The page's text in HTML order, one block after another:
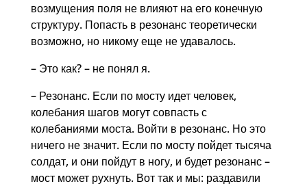
возмущения поля не влияют на его конечную
структуру. Попасть в резонанс теоретически
возможно, но никому еще не удавалось.
– Это как? – не понял я.
– Резонанс. Если по мосту идет человек,
колебания шагов могут совпасть с
колебаниями моста. Войти в резонанс. Но это
ничего не значит. Если по мосту пойдет тысяча
солдат, и они пойдут в ногу, и будет резонанс –
мост может рухнуть. Вот так и мы: раздавили